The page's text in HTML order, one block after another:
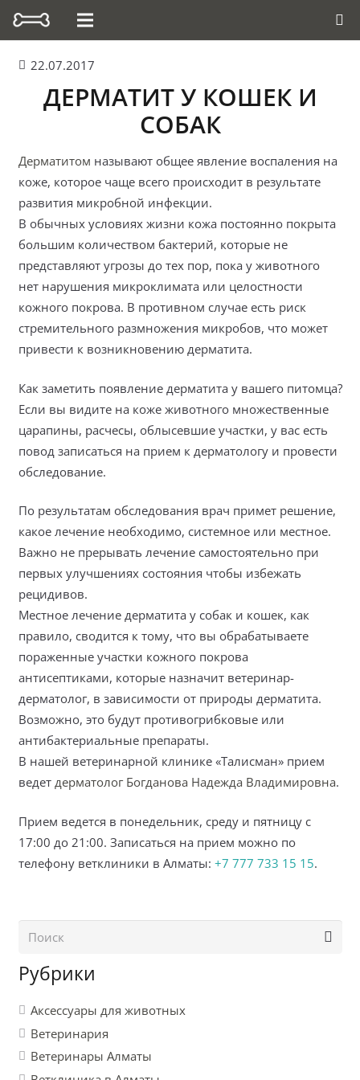
22.07.2017
ДЕРМАТИТ У КОШЕК И
СОБАК
Дерматитом называют общее явление воспаления на
коже, которое чаще всего происходит в результате
развития микробной инфекции.
В обычных условиях жизни кожа постоянно покрыта
большим количеством бактерий, которые не
представляют угрозы до тех пор, пока у животного
нет нарушения микроклимата или целостности
кожного покрова. В противном случае есть риск
стремительного размножения микробов, что может
привести к возникновению дерматита.
Как заметить появление дерматита у вашего питомца?
Если вы видите на коже животного множественные
царапины, расчесы, облысевшие участки, у вас есть
повод записаться на прием к дерматологу и провести
обследование.
По результатам обследования врач примет решение,
какое лечение необходимо, системное или местное.
Важно не прерывать лечение самостоятельно при
первых улучшениях состояния чтобы избежать
рецидивов.
Местное лечение дерматита у собак и кошек, как
правило, сводится к тому, что вы обрабатываете
пораженные участки кожного покрова
антисептиками, которые назначит ветеринар-
дерматолог, в зависимости от природы дерматита.
Возможно, это будут противогрибковые или
антибактериальные препараты.
В нашей ветеринарной клинике «Талисман» прием
ведет дерматолог Богданова Надежда Владимировна.
Прием ведется в понедельник, среду и пятницу с
17:00 до 21:00. Записаться на прием можно по
телефону ветклиники в Алматы: +7 777 733 15 15.
Рубрики
Аксессуары для животных
Ветеринария
Ветеринары Алматы